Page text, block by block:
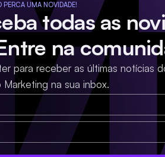
PERCA UMA NOVIDADE!
todas as
na
para receber as últimas notícias
na sua inbox.